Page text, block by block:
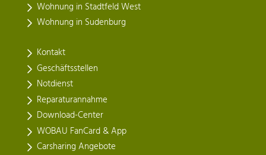
Wohnung in Stadtfeld West
Wohnung in Sudenburg
Kontakt
Geschäftsstellen
Notdienst
Reparaturannahme
Download-Center
WOBAU FanCard & App
Carsharing Angebote